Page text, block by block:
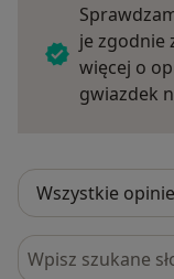
je zgodnie
więcej o
gwiazdek
Szukaj w opiniach